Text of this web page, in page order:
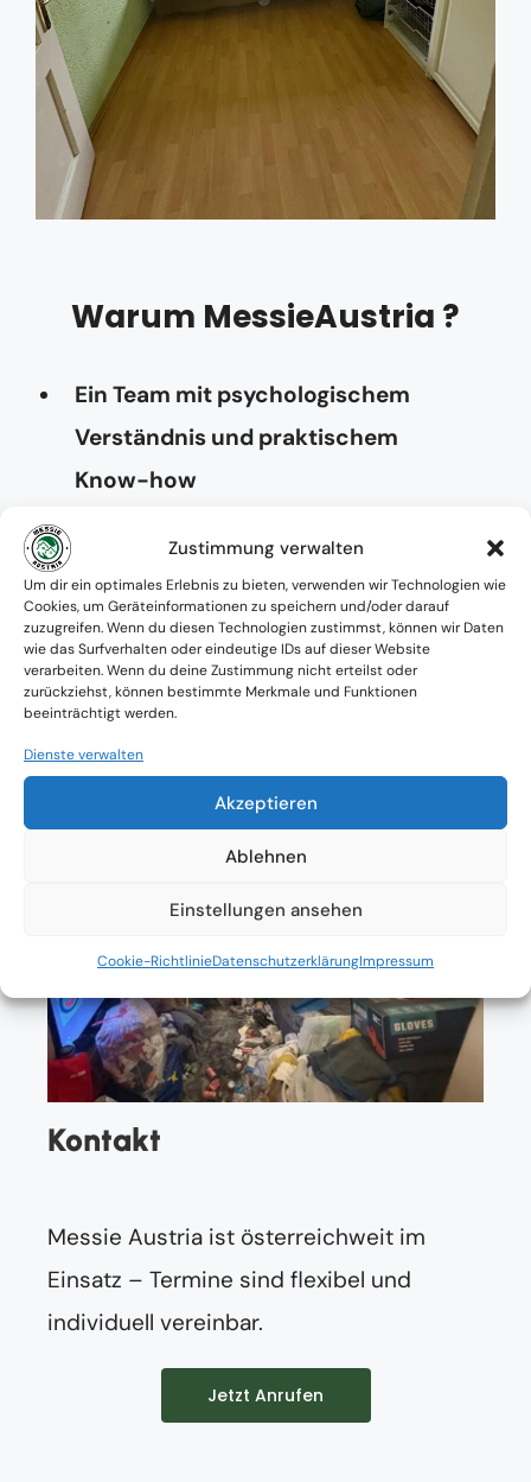
Zustimmung verwalten
Um dir ein optimales Erlebnis zu bieten, verwenden wir Technologien wie
Cookies, um Geräteinformationen zu speichern und/oder darauf
zuzugreifen. Wenn du diesen Technologien zustimmst, können wir Daten
wie das Surfverhalten oder eindeutige IDs auf dieser Website
verarbeiten. Wenn du deine Zustimmung nicht erteilst oder
zurückziehst, können bestimmte Merkmale und Funktionen
beeinträchtigt werden.
Dienste verwalten
Akzeptieren
Ablehnen
Einstellungen ansehen
Cookie-RichtlinieDatenschutzerklärungImpressum
Warum MessieAustria ?
Ein Team mit psychologischem
Verständnis und praktischem
Know-how
Verfügbarkeit: Österreichweit
Absolute Diskretion & keine
Zusammenarbeit mit Ämtern ohne
Einverständnis
Kontakt
Messie Austria ist österreichweit im
Einsatz – Termine sind flexibel und
individuell vereinbar.
Jetzt Anrufen